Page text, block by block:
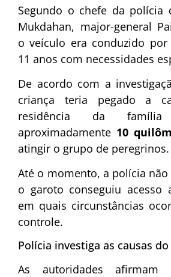
Segundo o chefe da polícia
Mukdahan, major-general
o veículo era conduzido
11 anos com necessidades
De acordo com a
criança teria pegado a
residência da
aproximadamente 10
atingir o grupo de peregrinos.
Até o momento, a polícia
o garoto conseguiu acesso
em quais circunstâncias
controle.
Polícia investiga as causas
As autoridades afirmam